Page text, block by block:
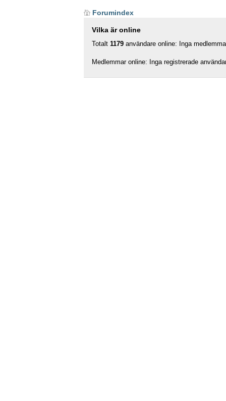
Forumindex
Vilka är online
Totalt 1179 användare online: Inga
Medlemmar online: Inga registrerade